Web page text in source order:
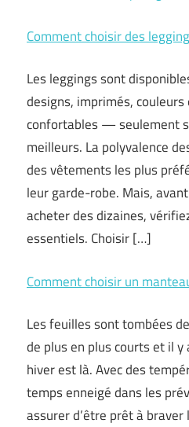
Comment choisir des
Les leggings sont
designs, imprimés,
confortables — seulement
meilleurs. La polyvalence
des vêtements les plus
leur garde-robe. Mais,
acheter des dizaines,
essentiels. Choisir […]
Comment choisir un
Les feuilles sont tombées
de plus en plus courts et il y
hiver est là. Avec des
temps enneigé dans les
assurer d’être prêt à